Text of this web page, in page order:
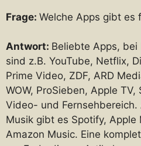
Frage: Welche Apps gibt es
Antwort: Beliebte Apps, bei
sind z.B. YouTube, Netflix,
Prime Video, ZDF, ARD
WOW, ProSieben, Apple TV,
Video- und Fernsehbereich.
Musik gibt es Spotify, Apple
Amazon Music. Eine